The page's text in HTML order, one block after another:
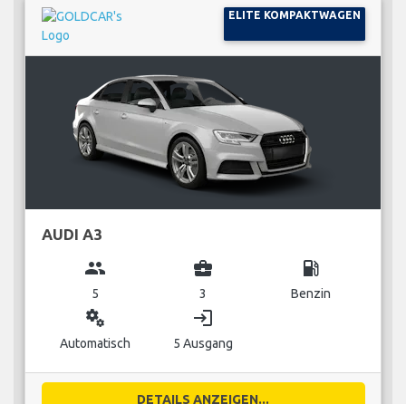
ELITE KOMPAKTWAGEN
AUDI A3
group
5
business_center
3
local_gas_station
Benzin
miscellaneous_services
Automatisch
login
5 Ausgang
DETAILS ANZEIGEN...